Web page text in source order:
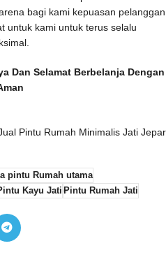
bagi kami kepuasan pelanggan
untuk kami untuk terus selalu
Dan Selamat Berbelanja Dengan
Pintu Rumah Minimalis Jati
pintu Rumah utama
Kayu Jati Pintu Rumah Jati